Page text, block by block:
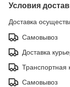
Условия
Доставка
Самовывоз
Доставка
Транспортная
Самовывоз